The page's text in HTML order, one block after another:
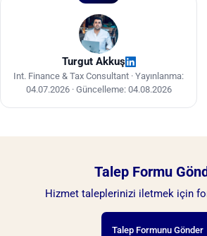
Turgut Akkuş
Int. Finance & Tax Consultant · Yayınlanma:
04.07.2026· Güncelleme: 04.08.2026
Talep Formu
Hizmet taleplerinizi iletmek için
Talep Formunu Gönder